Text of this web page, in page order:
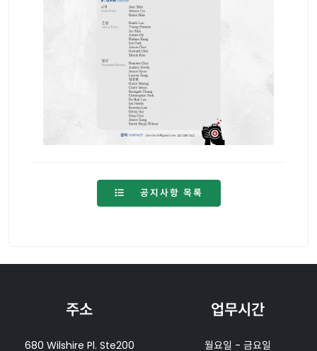
공지사항 목록
주소
680 Wilshire Pl. Ste200
업무시간
월요일 - 금요일